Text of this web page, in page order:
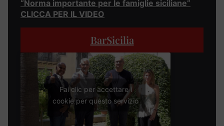
“Norma importante per le famiglie siciliane”
CLICCA PER IL VIDEO
BarSicilia
Fai clic per accettare i
cookie per questo servizio